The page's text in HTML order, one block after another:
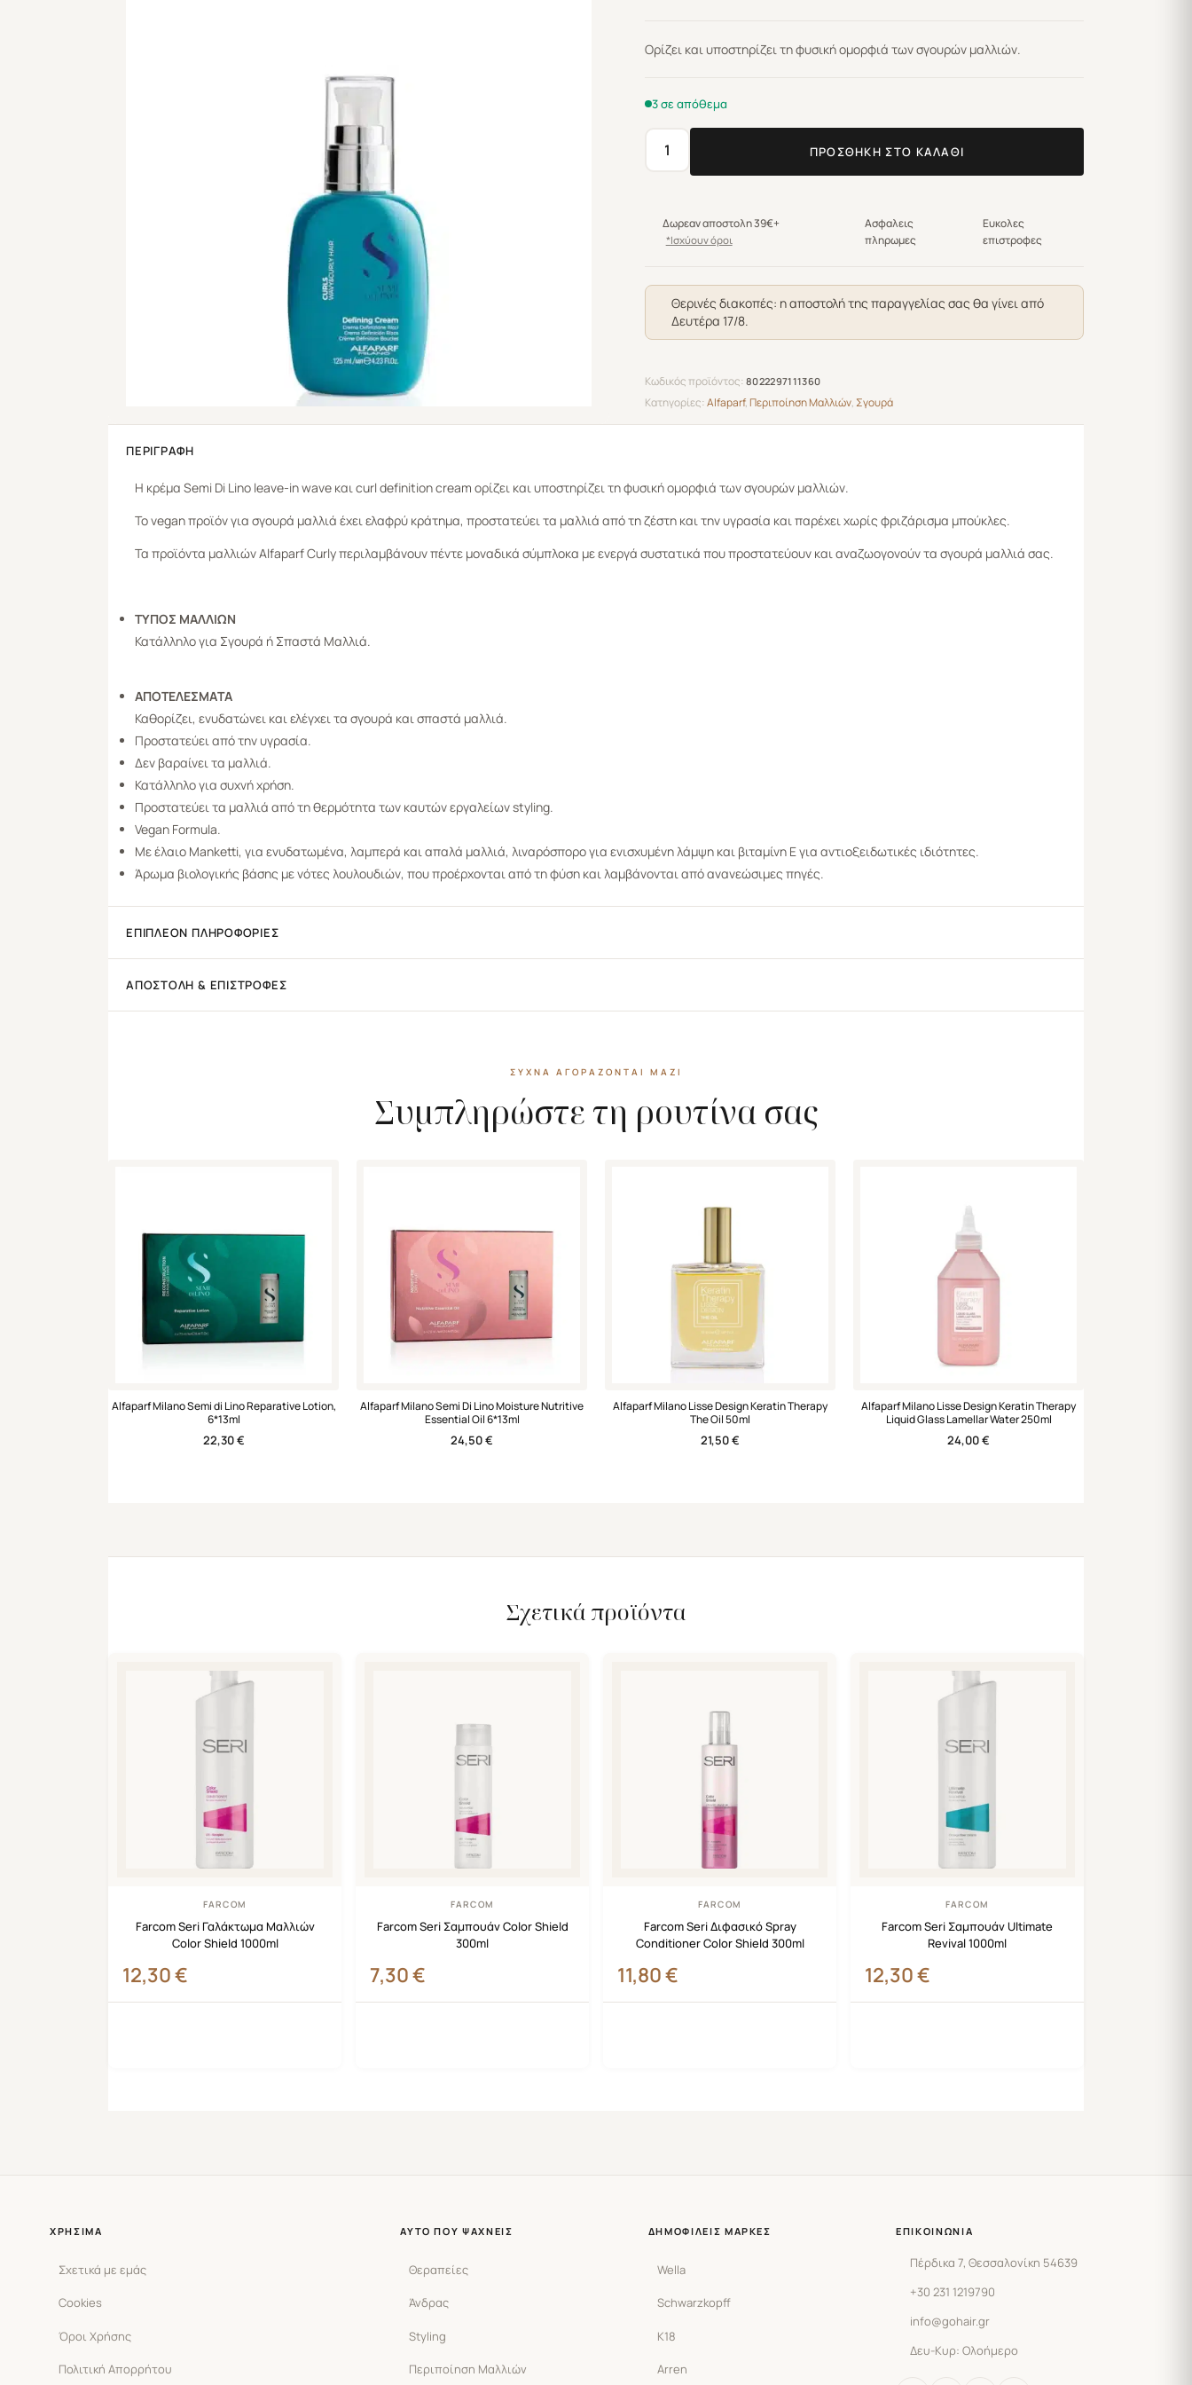
Ορίζει και υποστηρίζει τη φυσική ομορφιά των σγουρών μαλλιών.
3 σε απόθεμα
Alfaparf
Lino
Defining
Cream
125ml
ποσότητα
ΠΡΟΣΘΉΚΗ ΣΤΟ ΚΑΛΆΘΙ
Δωρεαν αποστολη 39€+
*Ισχύουν όροι
Ασφαλεις
πληρωμες
Ευκολες
επιστροφες
Θερινές διακοπές: η αποστολή της παραγγελίας σας θα γίνει από
Δευτέρα 17/8.
Κωδικός προϊόντος: 8022297111360
Κατηγορίες:Alfaparf,Περιποίηση Μαλλιών,Σγουρά
ΠΕΡΙΓΡΑΦΉ
Η κρέμα Semi Di Lino leave-in wave και curl definition cream ορίζει και υποστηρίζει τη φυσική ομορφιά των σγουρών μαλλιών.
Το vegan προϊόν για σγουρά μαλλιά έχει ελαφρύ κράτημα, προστατεύει τα μαλλιά από τη ζέστη και την υγρασία και παρέχει χωρίς φριζάρισμα μπούκλες.
Τα προϊόντα μαλλιών Alfaparf Curly περιλαμβάνουν πέντε μοναδικά σύμπλοκα με ενεργά συστατικά που προστατεύουν και αναζωογονούν τα σγουρά μαλλιά σας.
ΤΥΠΟΣ ΜΑΛΛΙΩΝ
Κατάλληλο για Σγουρά ή Σπαστά Μαλλιά.
ΑΠΟΤΕΛΕΣΜΑTA
Καθορίζει, ενυδατώνει και ελέγχει τα σγουρά και σπαστά μαλλιά.
Προστατεύει από την υγρασία.
Δεν βαραίνει τα μαλλιά.
Κατάλληλο για συχνή χρήση.
Προστατεύει τα μαλλιά από τη θερμότητα των καυτών εργαλείων styling.
Vegan Formula.
Με έλαιο Manketti, για ενυδατωμένα, λαμπερά και απαλά μαλλιά, λιναρόσπορο για ενισχυμένη λάμψη και βιταμίνη Ε για αντιοξειδωτικές ιδιότητες.
Άρωμα βιολογικής βάσης με νότες λουλουδιών, που προέρχονται από τη φύση και λαμβάνονται από ανανεώσιμες πηγές.
ΕΠΙΠΛΈΟΝ ΠΛΗΡΟΦΟΡΊΕΣ
ΑΠΟΣΤΟΛΉ & ΕΠΙΣΤΡΟΦΈΣ
ΣΥΧΝΆ ΑΓΟΡΆΖΟΝΤΑΙ ΜΑΖΊ
Συμπληρώστε τη ρουτίνα σας
Alfaparf Milano Semi di Lino Reparative Lotion,
6*13ml
22,30€
Alfaparf Milano Semi Di Lino Moisture Nutritive
Essential Oil 6*13ml
24,50€
Alfaparf Milano Lisse Design Keratin Therapy
The Oil 50ml
21,50€
Alfaparf Milano Lisse Design Keratin Therapy
Liquid Glass Lamellar Water 250ml
24,00€
Σχετικά προϊόντα
FARCOM
Farcom Seri Γαλάκτωμα Μαλλιών
Color Shield 1000ml
12,30€
FARCOM
Farcom Seri Σαμπουάν Color Shield
300ml
7,30€
FARCOM
Farcom Seri Διφασικό Spray
Conditioner Color Shield 300ml
11,80€
FARCOM
Farcom Seri Σαμπουάν Ultimate
Revival 1000ml
12,30€
ΧΡΉΣΙΜΑ
Σχετικά με εμάς
Cookies
Όροι Χρήσης
Πολιτική Απορρήτου
ΑΥΤΌ ΠΟΥ ΨΆΧΝΕΙΣ
Θεραπείες
Άνδρας
Styling
Περιποίηση Μαλλιών
ΔΗΜΟΦΙΛΕΊΣ ΜΆΡΚΕΣ
Wella
Schwarzkopff
K18
Arren
ΕΠΙΚΟΙΝΩΝΊΑ
Πέρδικα 7, Θεσσαλονίκη 54639
+30 231 1219790
info@gohair.gr
Δευ-Κυρ: Ολοήμερο